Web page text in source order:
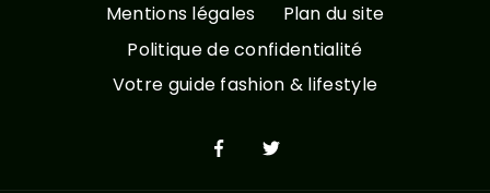
Mentions légales
Plan du site
Politique de confidentialité
Votre guide fashion & lifestyle